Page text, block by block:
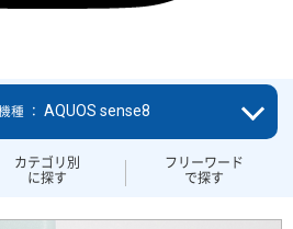
カテゴリ別
に探す
フリーワード
で探す
種 ： AQUOS sense8